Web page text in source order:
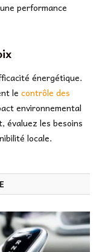
performance
énergétique.
le contrôle des
environnemental
évaluez les besoins
locale.